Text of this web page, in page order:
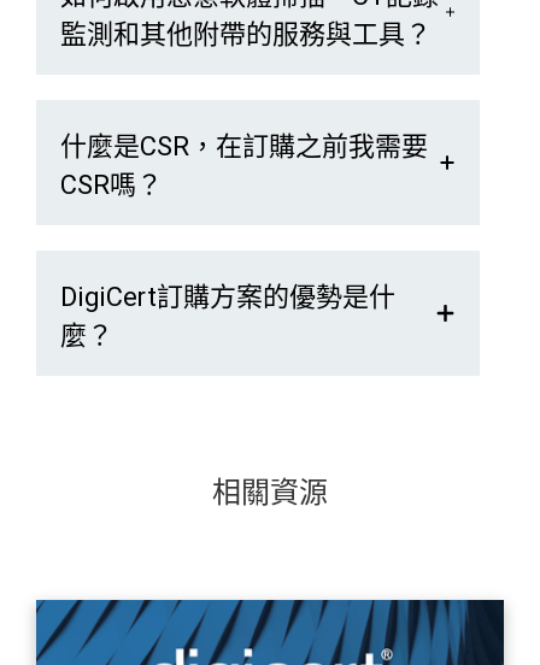
監測和其他附帶的服務與工具？
什麼是CSR，在訂購之前我需要
CSR嗎？
DigiCert訂購方案的優勢是什
麼？
相關資源